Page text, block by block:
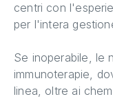
centri con
per l'intera
Se inoperabile, le
immunoterapie,
linea, oltre ai